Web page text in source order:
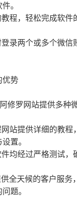
。
程，轻松完成软件
录两个或多个微信
优势
修罗网站提供多种
站提供详细的教程
置。
均经过严格测试，
全天候的客户服务
题。